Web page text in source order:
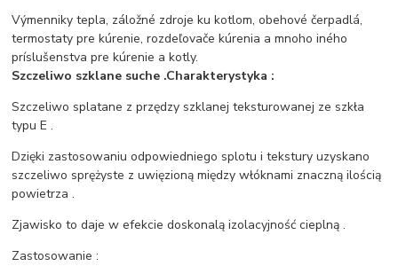
Výmenniky tepla, záložné zdroje ku kotlom, obehové čerpadlá,
termostaty pre kúrenie, rozdeľovače kúrenia a mnoho iného
príslušenstva pre kúrenie a kotly.
Szczeliwo szklane suche .Charakterystyka :
Szczeliwo splatane z przędzy szklanej teksturowanej ze szkła
typu E .
Dzięki zastosowaniu odpowiedniego splotu i tekstury uzyskano
szczeliwo sprężyste z uwięzioną między włóknami znaczną ilością
powietrza .
Zjawisko to daje w efekcie doskonalą izolacyjność cieplną .
Zastosowanie :